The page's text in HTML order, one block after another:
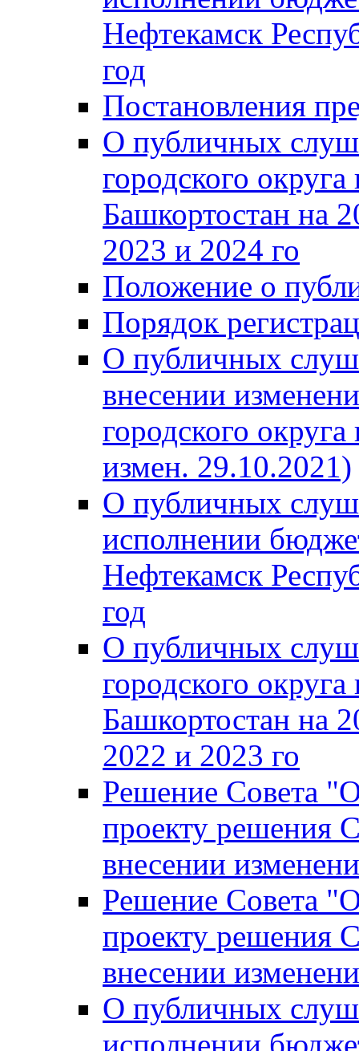
Нефтекамск
год
Постановления
О публичных
городского
Башкортостан на
2023 и 2024 го
Положение о
Порядок
О публичных
внесении
городского
измен. 29.10.2021)
О публичных
исполнении
Нефтекамск
год
О публичных
городского
Башкортостан на
2022 и 2023 го
Решение Совета
проекту решения
внесении
Решение Совета
проекту решения
внесении
О публичных